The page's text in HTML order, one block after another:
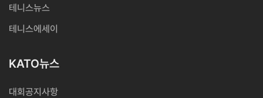
테니스뉴스
테니스에세이
KATO뉴스
대회공지사항